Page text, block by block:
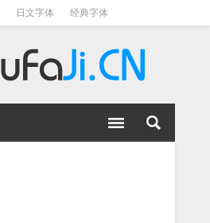
日文字体 经典字体